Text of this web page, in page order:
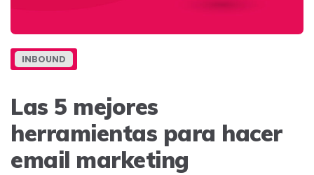
INBOUND
Las 5 mejores
herramientas para hacer
email marketing